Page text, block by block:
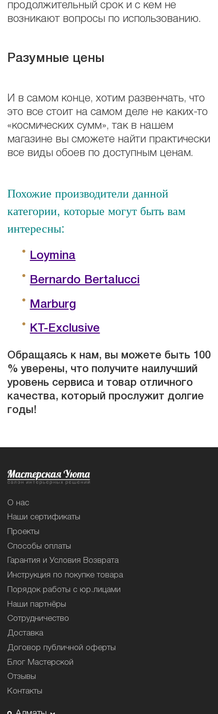
продолжительный срок и с кем не
возникают вопросы по использованию.
Разумные цены
И в самом конце, хотим развенчать, что
это все стоит на самом деле не каких-то
«космических сумм», так в нашем
магазине вы сможете найти практически
все виды обоев по доступным ценам.
Похожие производители данной
категории, которые могут быть вам
интересны:
Loymina
Bernardo Bertalucci
Marburg
KT-Exclusive
Обращаясь к нам, вы можете быть 100
% уверены, что получите наилучший
уровень сервиса и товар отличного
качества, который прослужит долгие
годы!
О нас
Наши сертификаты
Проекты
Способы оплаты
Гарантия и Условия Возврата
Инструкция по покупке товара
Порядок работы с юр.лицами
Наши партнёры
Сотрудничество
Доставка
Договор публичной оферты
Блог Мастерской
Отзывы
Контакты